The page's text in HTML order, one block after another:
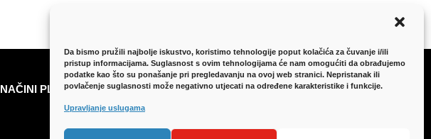
Da bismo pružili najbolje iskustvo, koristimo tehnologije poput kolačića za čuvanje i/ili
pristup informacijama. Suglasnost s ovim tehnologijama će nam omogućiti da obrađujemo
podatke kao što su ponašanje pri pregledavanju na ovoj web stranici. Nepristanak ili
povlačenje suglasnosti može negativno utjecati na određene karakteristike i funkcije.
Upravljanje uslugama
NAČINI PLAĆANJA-ZAŠTITA PODATAKA